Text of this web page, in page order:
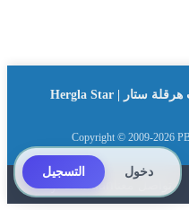
منتديات هرقلة ستار | Hergla Star
Copyright © 2009-2026
تواصل معنا By: Suliman
دخول التسجيل